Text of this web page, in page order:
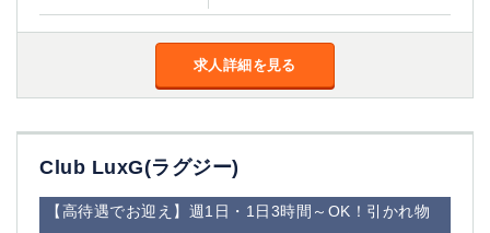
求人詳細を見る
Club LuxG(ラグジー)
【高待遇でお迎え】週1日・1日3時間～OK！引かれ物